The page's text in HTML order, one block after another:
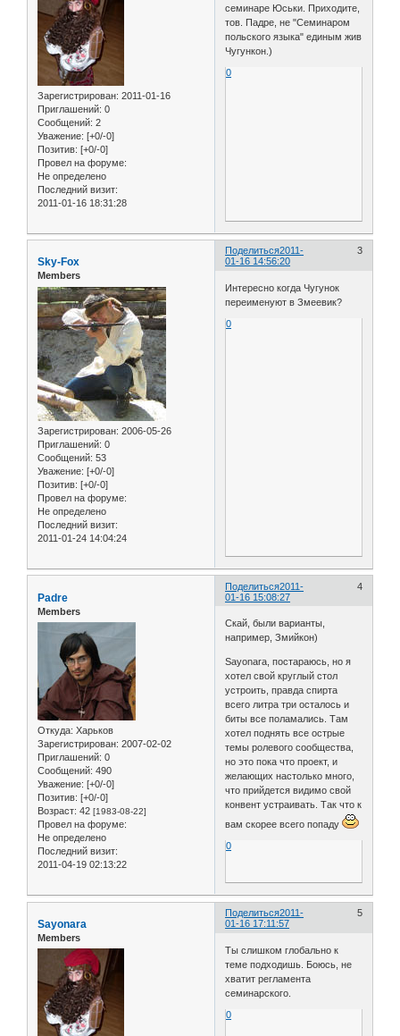
Зарегистрирован: 2011-01-16
Приглашений: 0
Сообщений: 2
Уважение: [+0/-0]
Позитив: [+0/-0]
Провел на форуме:
Не определено
Последний визит:
2011-01-16 18:31:28
семинаре Юськи. Приходите,
тов. Падре, не "Семинаром
польского языка" единым жив
Чугункон.)
0
Поделиться 3
2011-
01-16 14:56:20
Sky-Fox
Members
Зарегистрирован: 2006-05-26
Приглашений: 0
Сообщений: 53
Уважение: [+0/-0]
Позитив: [+0/-0]
Провел на форуме:
Не определено
Последний визит:
2011-01-24 14:04:24
Интересно когда Чугунок
переименуют в Змеевик?
0
Поделиться 4
2011-
01-16 15:08:27
Padre
Members
Откуда: Харьков
Зарегистрирован: 2007-02-02
Приглашений: 0
Сообщений: 490
Уважение: [+0/-0]
Позитив: [+0/-0]
Возраст: 42 [1983-08-22]
Провел на форуме:
Не определено
Последний визит:
2011-04-19 02:13:22
Скай, были варианты,
например, Змийкон)
Sayonara, постараюсь, но я
хотел свой круглый стол
устроить, правда спирта
всего литра три осталось и
биты все поламались. Там
хотел поднять все острые
темы ролевого сообщества,
но это пока что проект, и
желающих настолько много,
что прийдется видимо свой
конвент устраивать. Так что к
вам скорее всего попаду
0
Поделиться 5
2011-
01-16 17:11:57
Sayonara
Members
Ты слишком глобально к
теме подходишь. Боюсь, не
хватит регламента
семинарского.
0